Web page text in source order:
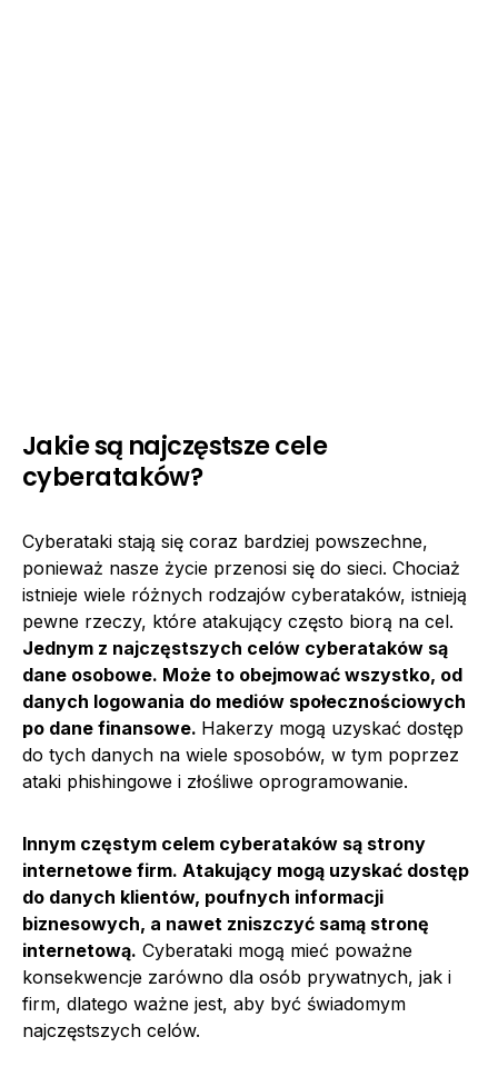
Jakie są najczęstsze cele
cyberataków?
Cyberataki stają się coraz bardziej powszechne,
ponieważ nasze życie przenosi się do sieci. Chociaż
istnieje wiele różnych rodzajów cyberataków, istnieją
pewne rzeczy, które atakujący często biorą na cel.
Jednym z najczęstszych celów cyberataków są
dane osobowe. Może to obejmować wszystko, od
danych logowania do mediów społecznościowych
po dane finansowe. Hakerzy mogą uzyskać dostęp
do tych danych na wiele sposobów, w tym poprzez
ataki phishingowe i złośliwe oprogramowanie.
Innym częstym celem cyberataków są strony
internetowe firm. Atakujący mogą uzyskać dostęp
do danych klientów, poufnych informacji
biznesowych, a nawet zniszczyć samą stronę
internetową. Cyberataki mogą mieć poważne
konsekwencje zarówno dla osób prywatnych, jak i
firm, dlatego ważne jest, aby być świadomym
najczęstszych celów.